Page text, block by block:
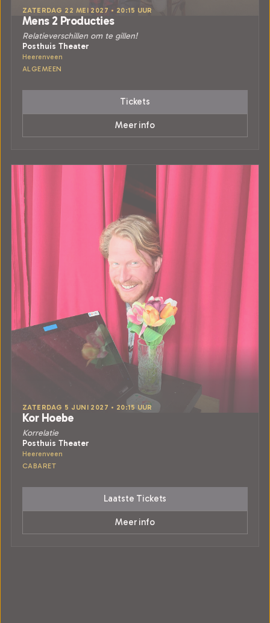
ZATERDAG 22 MEI 2027 • 20:15 UUR
Mens 2 Producties
Relatieverschillen om te gillen!
Posthuis Theater
Heerenveen
ALGEMEEN
Tickets
Meer info
ZATERDAG 5 JUNI 2027 • 20:15 UUR
Kor Hoebe
Korrelatie
Posthuis Theater
Heerenveen
CABARET
Laatste Tickets
Meer info